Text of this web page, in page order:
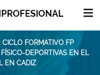
CICLO FORMATIVO FP
DEPORTIVAS EN EL
EN CADIZ